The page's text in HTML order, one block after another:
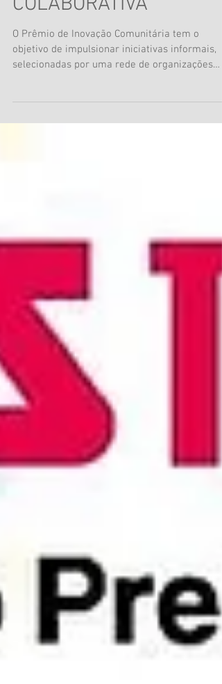
DE FILANTROPIA
COLABORATIVA
selecionadas por uma rede de organizações
parceiras...